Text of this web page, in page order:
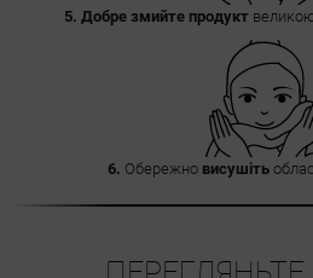
5. Добре змийте продуктвеликою
6. Обережно висушіть